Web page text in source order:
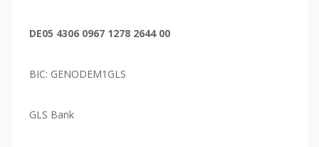
DE05 4306 0967 1278 2644 00
BIC: GENODEM1GLS
GLS Bank